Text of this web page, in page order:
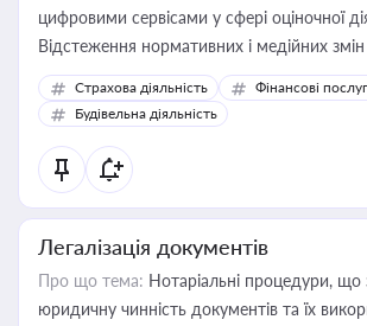
цифровими сервісами у сфері оціночної
Відстеження нормативних і медійних змін
корисне для власника бізнесу, керівника,
бухгалтера під час оподаткування,
державного майна, корпоративних угод і
статусу суб'єктів оціночної діяльності
Страхова діяльність
Фінансові
Будівельна діяльність
Легалізація документів
Про що тема: Нотаріальні процедури, що
юридичну чинність документів та їх